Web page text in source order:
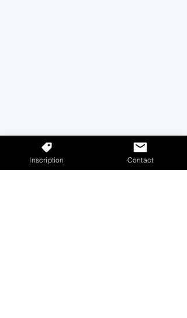
Inscription Contact